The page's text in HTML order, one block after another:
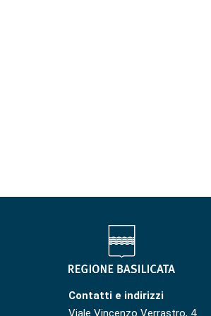
Contatti e indirizzi
Viale Vincenzo Verrastro, 4